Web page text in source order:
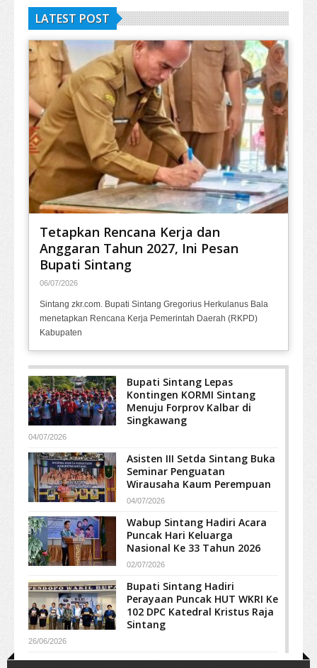
LATEST POST
Tetapkan Rencana Kerja dan
Anggaran Tahun 2027, Ini Pesan
Bupati Sintang
06/07/2026
Sintang zkr.com. Bupati Sintang Gregorius Herkulanus Bala
menetapkan Rencana Kerja Pemerintah Daerah (RKPD)
Kabupaten
Bupati Sintang Lepas
Kontingen KORMI Sintang
Menuju Forprov Kalbar di
Singkawang
04/07/2026
Asisten III Setda Sintang Buka
Seminar Penguatan
Wirausaha Kaum Perempuan
04/07/2026
Wabup Sintang Hadiri Acara
Puncak Hari Keluarga
Nasional Ke 33 Tahun 2026
02/07/2026
Bupati Sintang Hadiri
Perayaan Puncak HUT WKRI Ke
102 DPC Katedral Kristus Raja
Sintang
26/06/2026